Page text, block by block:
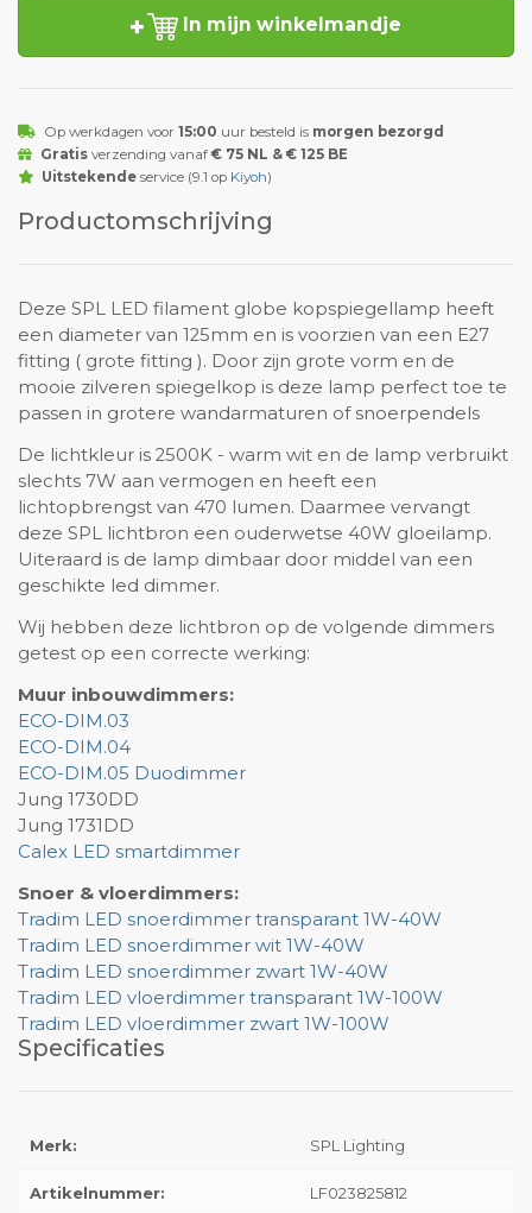
In mijn winkelmandje
Op werkdagen voor 15:00 uur besteld is morgen bezorgd
Gratisverzending vanaf € 75 NL & € 125 BE
Uitstekendeservice (9.1 op Kiyoh)
Productomschrijving
Deze SPL LED filament globe kopspiegellamp heeft
een diameter van 125mm en is voorzien van een E27
fitting ( grote fitting ). Door zijn grote vorm en de
mooie zilveren spiegelkop is deze lamp perfect toe te
passen in grotere wandarmaturen of snoerpendels
De lichtkleur is 2500K - warm wit en de lamp verbruikt
slechts 7W aan vermogen en heeft een
lichtopbrengst van 470 lumen. Daarmee vervangt
deze SPL lichtbron een ouderwetse 40W gloeilamp.
Uiteraard is de lamp dimbaar door middel van een
geschikte led dimmer.
Wij hebben deze lichtbron op de volgende dimmers
getest op een correcte werking:
Muur inbouwdimmers:
ECO-DIM.03
ECO-DIM.04
ECO-DIM.05 Duodimmer
Jung 1730DD
Jung 1731DD
Calex LED smartdimmer
Snoer & vloerdimmers:
Tradim LED snoerdimmer transparant 1W-40W
Tradim LED snoerdimmer wit 1W-40W
Tradim LED snoerdimmer zwart 1W-40W
Tradim LED vloerdimmer transparant 1W-100W
Tradim LED vloerdimmer zwart 1W-100W
Specificaties
Merk: SPL Lighting
Artikelnummer: LF023825812